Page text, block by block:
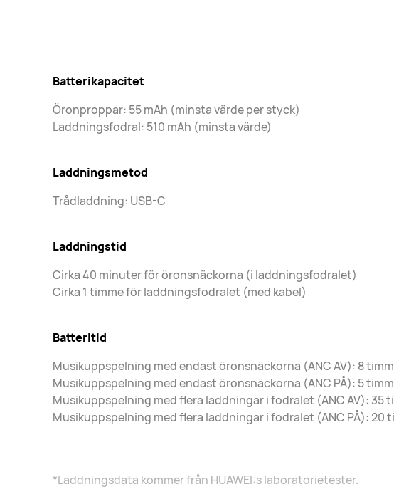
Batterikapacitet
Öronproppar: 55 mAh (minsta värde per styck)
Laddningsfodral: 510 mAh (minsta värde)
Laddningsmetod
Trådladdning: USB-C
Laddningstid
Cirka 40 minuter för öronsnäckorna (i laddningsfodralet)
Cirka 1 timme för laddningsfodralet (med kabel)
Batteritid
Musikuppspelning med endast öronsnäckorna (ANC AV): 8
Musikuppspelning med endast öronsnäckorna (ANC PÅ): 5
Musikuppspelning med flera laddningar i fodralet (ANC AV): 35
Musikuppspelning med flera laddningar i fodralet (ANC PÅ): 20
*Laddningsdata kommer från HUAWEI:s laboratorietester.